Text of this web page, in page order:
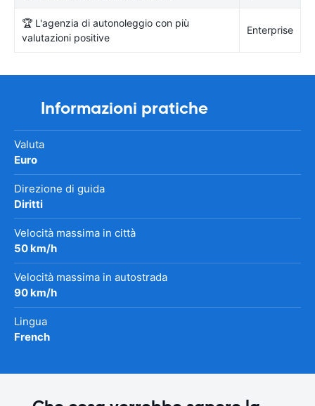
🏆 L'agenzia di autonoleggio con più
valutazioni positive
Enterprise
Informazioni pratiche
Valuta
Euro
Direzione di guida
Diritti
Velocità massima in città
50 km/h
Velocità massima in autostrada
90 km/h
Lingua
French